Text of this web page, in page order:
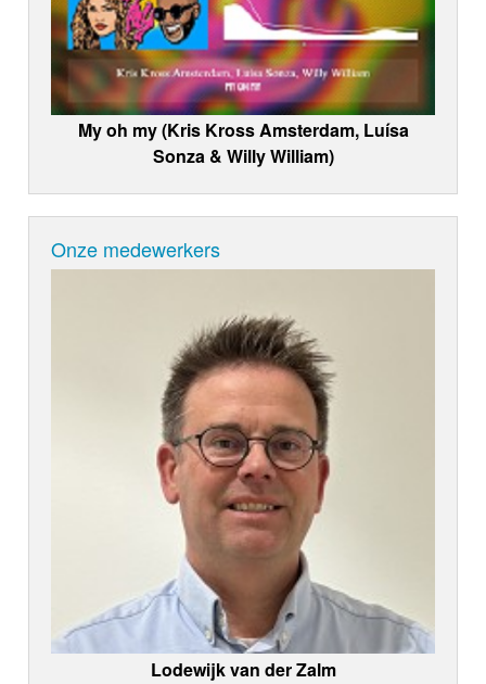
My oh my (Kris Kross Amsterdam, Luísa
Sonza & Willy William)
Onze medewerkers
Lodewijk van der Zalm